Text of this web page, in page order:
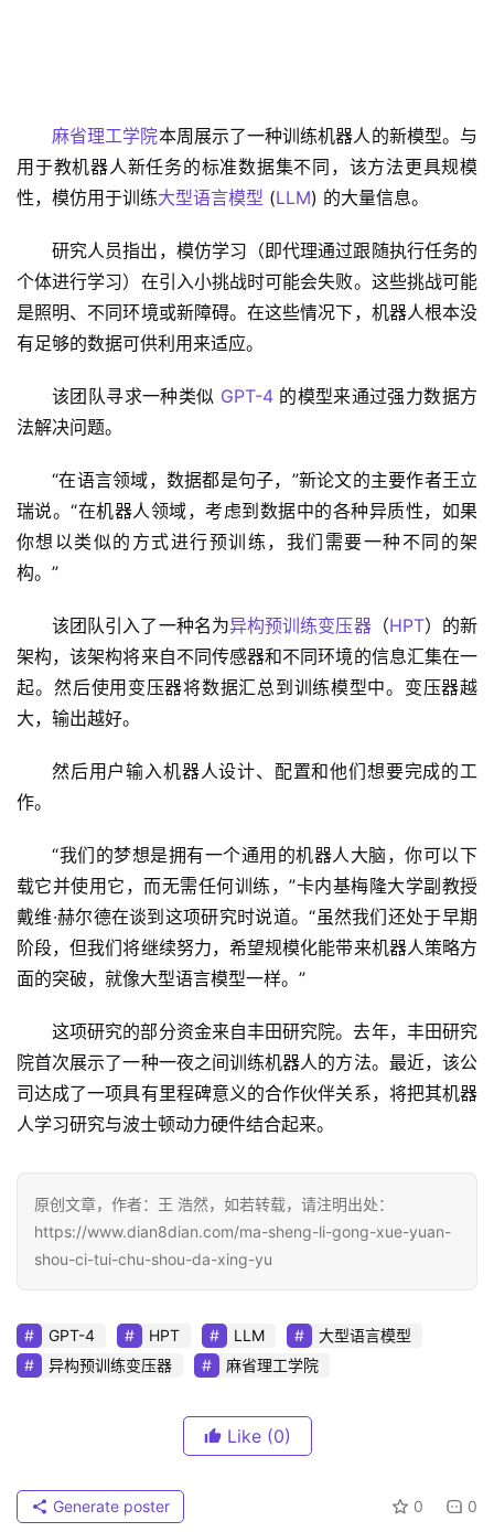
麻省理工学院本周展示了一种训练机器人的新模型。与
用于教机器人新任务的标准数据集不同，该方法更具规模
性，模仿用于训练大型语言模型 (LLM) 的大量信息。
研究人员指出，模仿学习（即代理通过跟随执行任务的
个体进行学习）在引入小挑战时可能会失败。这些挑战可能
是照明、不同环境或新障碍。在这些情况下，机器人根本没
有足够的数据可供利用来适应。
该团队寻求一种类似 GPT-4 的模型来通过强力数据方
法解决问题。
“在语言领域，数据都是句子，”新论文的主要作者王立
瑞说。“在机器人领域，考虑到数据中的各种异质性，如果
你想以类似的方式进行预训练，我们需要一种不同的架
构。”
该团队引入了一种名为异构预训练变压器（HPT）的新
架构，该架构将来自不同传感器和不同环境的信息汇集在一
起​​。然后使用变压器将数据汇总到训练模型中。变压器越
大，输出越好。
然后用户输入机器人设计、配置和他们想要完成的工
作。
“我们的梦想是拥有一个通用的机器人大脑，你可以下
载它并使用它，而无需任何训练，”卡内基梅隆大学副教授
戴维·赫尔德在谈到这项研究时说道。“虽然我们还处于早期
阶段，但我们将继续努力，希望规模化能带来机器人策略方
面的突破，就像大型语言模型一样。”
这项研究的部分资金来自丰田研究院。去年，丰田研究
院首次展示了一种一夜之间训练机器人的方法。最近，该公
司达成了一项具有里程碑意义的合作伙伴关系，将把其机器
人学习研究与波士顿动力硬件结合起来。
原创文章，作者：王 浩然，如若转载，请注明出处：
https://www.dian8dian.com/ma-sheng-li-gong-xue-yuan-
shou-ci-tui-chu-shou-da-xing-yu
GPT-4 HPT LLM
大型语言模型
异构预训练变压器
麻省理工学院
Like (0)
0 0
Generate poster